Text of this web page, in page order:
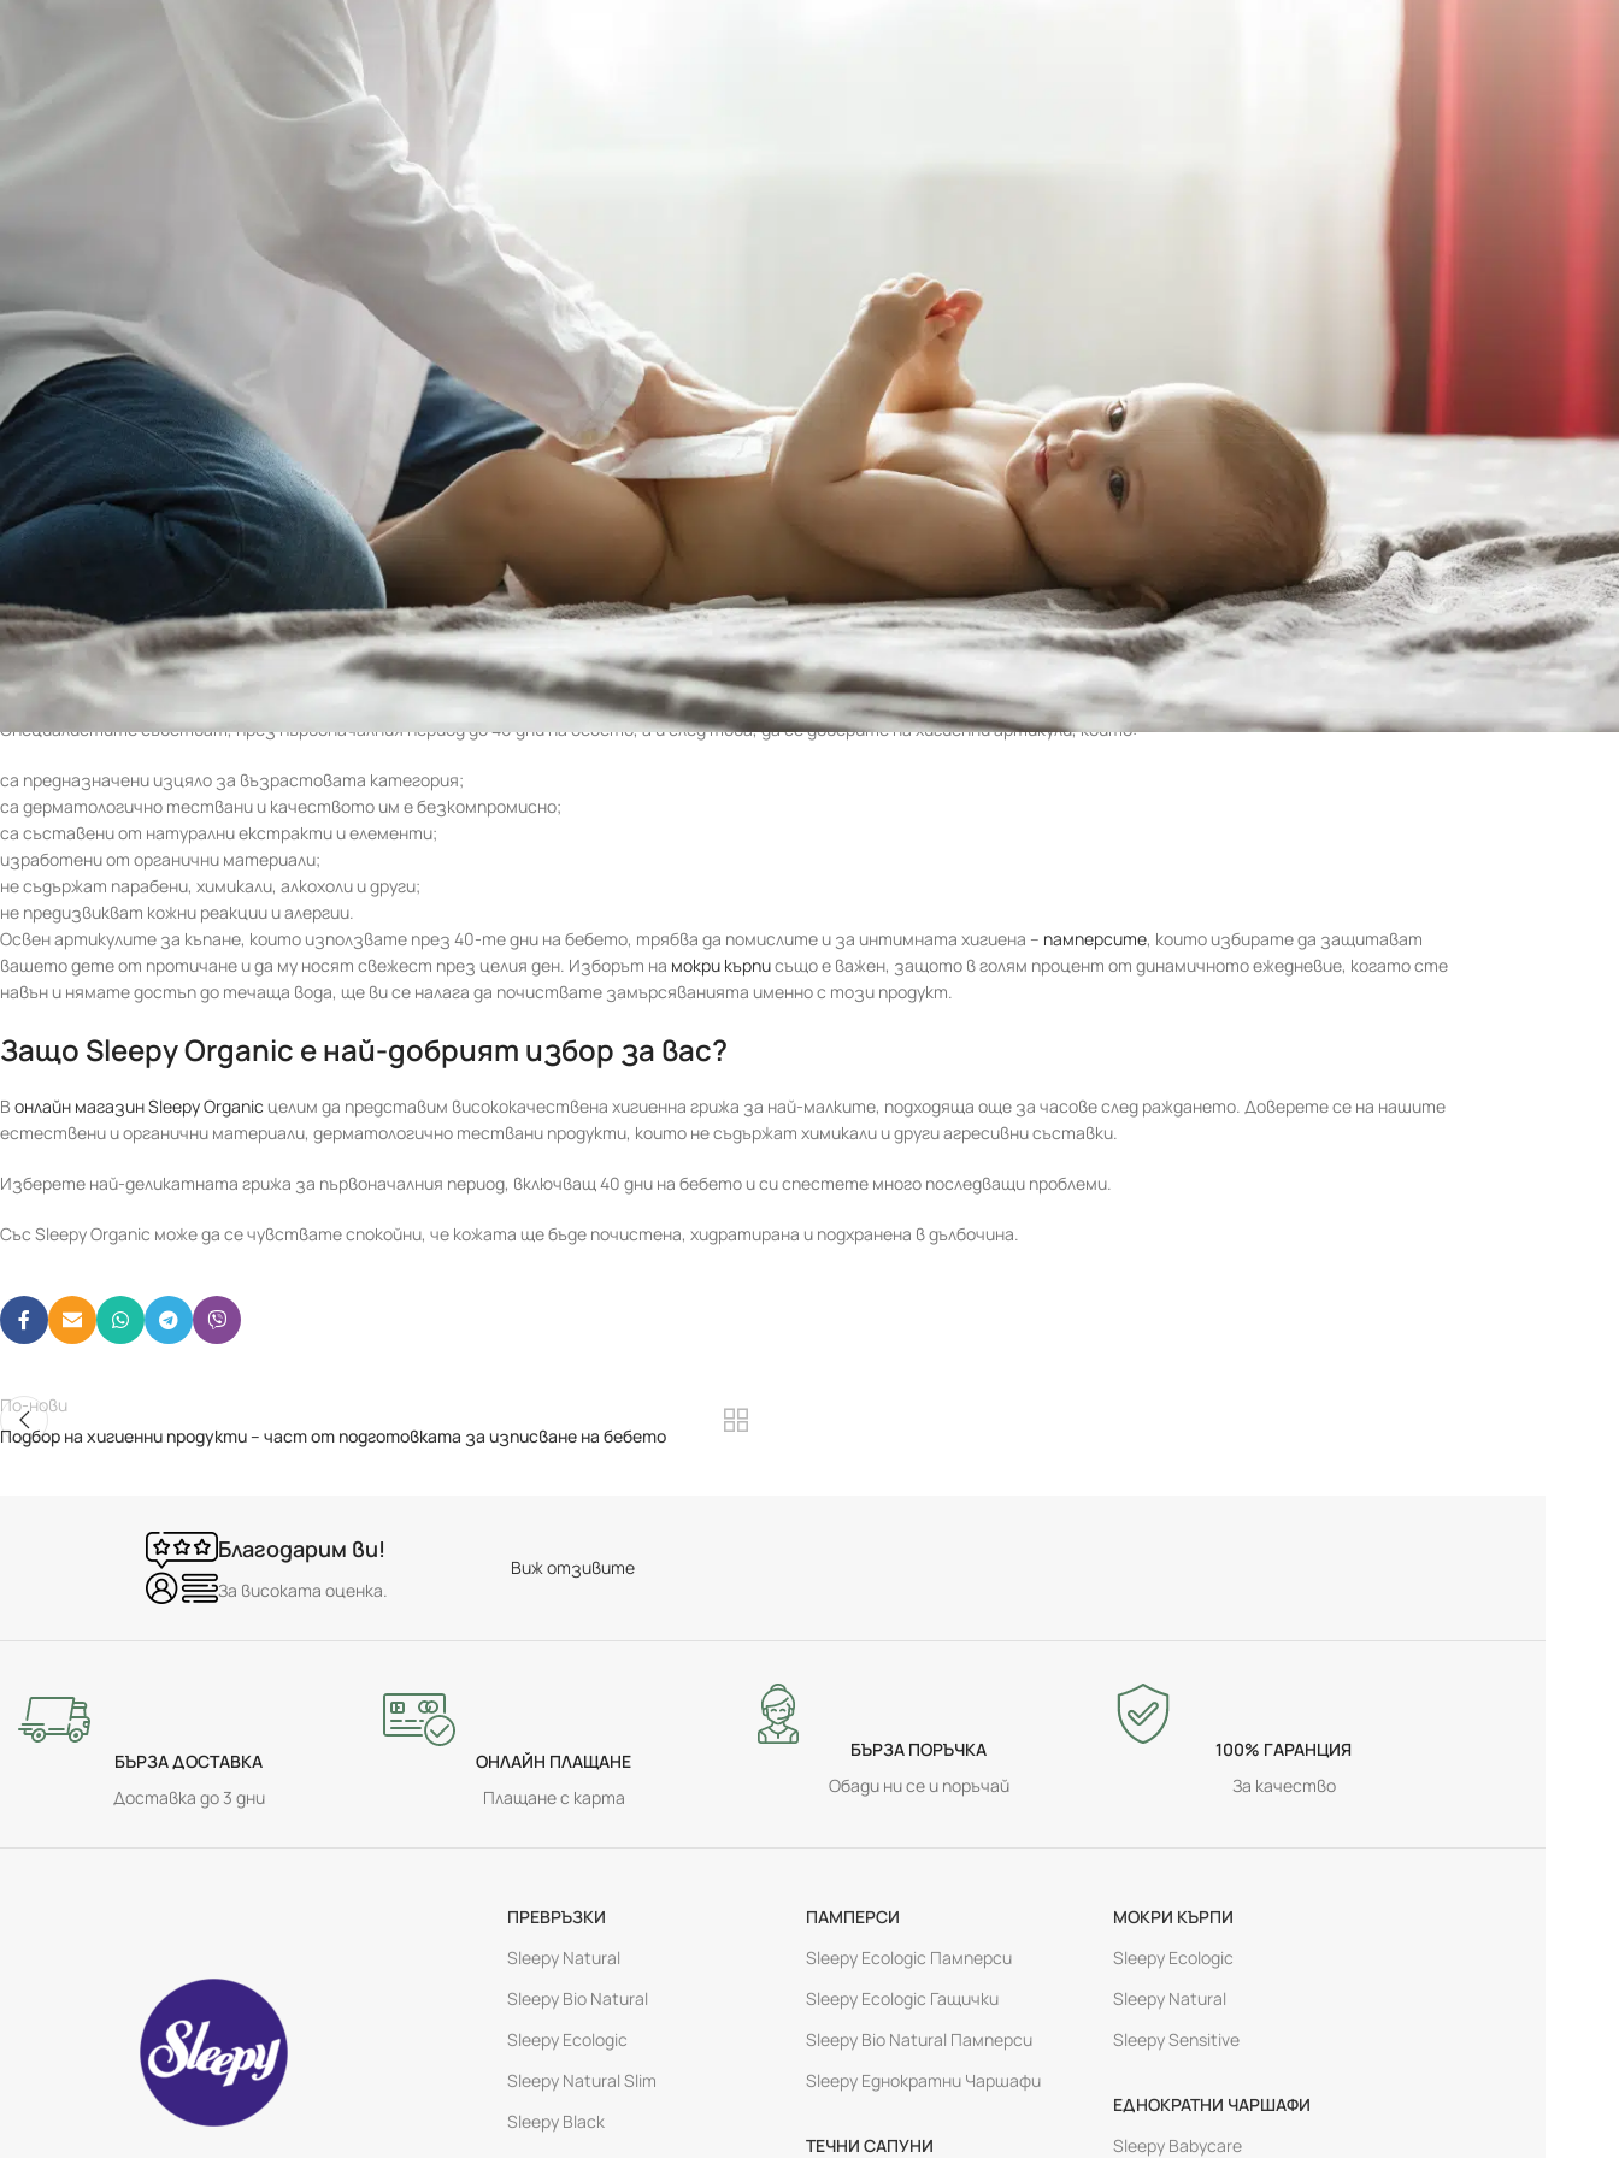
През първите седмици и месеци, кожата на бебето е особено чувствителна и нежна. Имунната защитна бариера на кожните клетки все още се изгражда, което може да се
окаже проблем. Докато укрепне, е необходимо да се полагат по-големи грижи, особено от първите часове до месец-два след раждането.
Кожната повърхност е лесно раздразнима, може да се провокира, зачерви и дори да се появят по-сериозни проблеми, като зачервяване, подсичане, дерматит, алергии и други.
Защо тя има нужда от висококачествена грижа?
Използването на неподходящи средства, като измивни гелове и кремове могат да повлияят на хидролипидния баланс, да доведат до изсушаване, дразнене, подсичане,
разраняване и други. Могат да повлияят много неблагоприятно на най-малките.
Поради тази причина, всички дерматолози и педиатри съветват, да се ориентирате към висококачествена хигиенна грижа, изцяло предназначена за грижите на
новородените и най-малките, към които спадат бебетата до 40 дни.
По този начин, залагайки на артикули с безкомпромисно качество и правилно съдържание, ще поддържате кожата здрава, овлажнена и защитена.
Какво се прави, когато кожата вече е раздразнена?
На първо място, трябва да преустановите употребата на хигиенните средства, които сте използвали до момента. Много е важно да се посъветвате с педиатър, който да
ви даде правилни насоки за лечение.
Освен това, през този деликатен и важен период, може да се ориентирате към използване на специални продукти за кожни проблеми, за деликатна кожа, изцяло съдържащи
натурални екстракти.
Какви продукти да използвате през първоначалните 40 дни на бебето?
Специалистите съветват, през първоначалния период до 40 дни на бебето, а и след това, да се доверите на хигиенни артикули, които:
са предназначени изцяло за възрастовата категория;
са дерматологично тествани и качеството им е безкомпромисно;
са съставени от натурални екстракти и елементи;
изработени от органични материали;
не съдържат парабени, химикали, алкохоли и други;
не предизвикват кожни реакции и алергии.
Освен артикулите за къпане, които използвате през 40-те дни на бебето, трябва да помислите и за интимната хигиена – памперсите, които избирате да защитават
вашето дете от протичане и да му носят свежест през целия ден. Изборът на мокри кърписъщо е важен, защото в голям процент от динамичното ежедневие, когато сте
навън и нямате достъп до течаща вода, ще ви се налага да почиствате замърсяванията именно с този продукт.
Защо Sleepy Organic е най-добрият избор за вас?
В онлайн магазин Sleepy Organic целим да представим висококачествена хигиенна грижа за най-малките, подходяща още за часове след раждането. Доверете се на нашите
естествени и органични материали, дерматологично тествани продукти, които не съдържат химикали и други агресивни съставки.
Изберете най-деликатната грижа за първоначалния период, включващ 40 дни на бебето и си спестете много последващи проблеми.
Със Sleepy Organic може да се чувствате спокойни, че кожата ще бъде почистена, хидратирана и подхранена в дълбочина.
По-нови
Подбор на хигиенни продукти – част от подготовката за изписване на бебето
Благодарим ви!
За високата оценка.
Виж отзивите
БЪРЗА ДОСТАВКА
Доставка до 3 дни
ОНЛАЙН ПЛАЩАНЕ
Плащане с карта
БЪРЗА ПОРЪЧКА
Обади ни се и поръчай
100% ГАРАНЦИЯ
За качество
ПРЕВРЪЗКИ
Sleepy Natural
Sleepy Bio Natural
Sleepy Ecologic
Sleepy Natural Slim
Sleepy Black
ПАМПЕРСИ
Sleepy Ecologic Памперси
Sleepy Ecologic Гащички
Sleepy Bio Natural Памперси
Sleepy Еднократни Чаршафи
ТЕЧНИ САПУНИ
МОКРИ КЪРПИ
Sleepy Ecologic
Sleepy Natural
Sleepy Sensitive
ЕДНОКРАТНИ ЧАРШАФИ
Sleepy Babycare